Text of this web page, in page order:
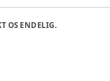
lyddæmpende linoleum
73830000
OS ENDELIG.